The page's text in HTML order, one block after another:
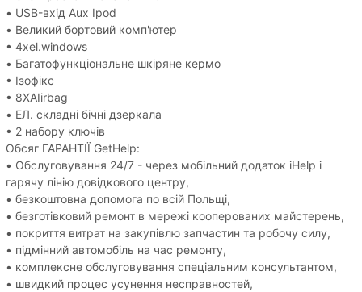
• USB-вхід Aux Ipod
• Великий бортовий комп'ютер
• 4xel.windows
• Багатофункціональне шкіряне кермо
• Ізофікс
• 8XAIirbag
• ЕЛ. складні бічні дзеркала
• 2 набору ключів
Обсяг ГАРАНТІЇ GetHelp:
• Обслуговування 24/7 - через мобільний додаток iHelp і
гарячу лінію довідкового центру,
• безкоштовна допомога по всій Польщі,
• безготівковий ремонт в мережі кооперованих майстерень,
• покриття витрат на закупівлю запчастин та робочу силу,
• підмінний автомобіль на час ремонту,
• комплексне обслуговування спеціальним консультантом,
• швидкий процес усунення несправностей,